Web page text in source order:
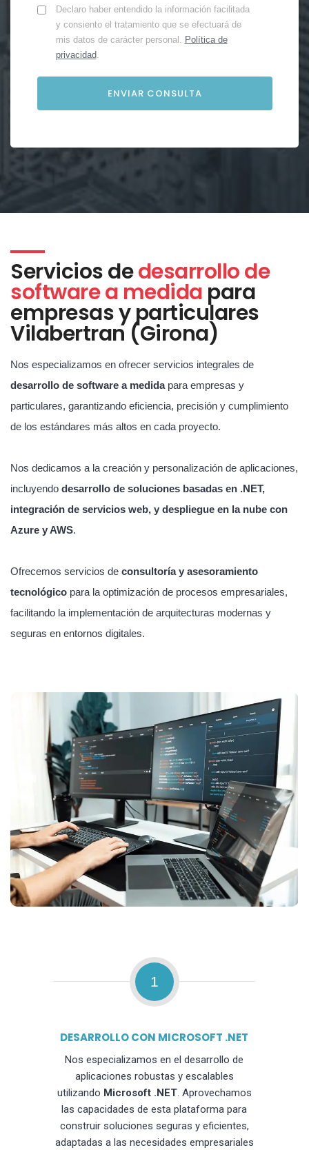
Declaro haber entendido la información facilitada
y consiento el tratamiento que se efectuará de
mis datos de carácter personal. Política de
privacidad.
Servicios dedesarrollo de
software a medida para
empresas y particulares
Vilabertran (Girona)
Nos especializamos en ofrecer servicios integrales de
desarrollo de software a medidapara empresas y
particulares, garantizando eficiencia, precisión y cumplimiento
de los estándares más altos en cada proyecto.
Nos dedicamos a la creación y personalización de aplicaciones,
incluyendo desarrollo de soluciones basadas en .NET,
integración de servicios web, y despliegue en la nube con
Azure y AWS.
Ofrecemos servicios de consultoría y asesoramiento
tecnológico para la optimización de procesos empresariales,
facilitando la implementación de arquitecturas modernas y
seguras en entornos digitales.
1
DESARROLLO CON MICROSOFT .NET
Nos especializamos en el desarrollo de
aplicaciones robustas y escalables
utilizando Microsoft .NET. Aprovechamos
las capacidades de esta plataforma para
construir soluciones seguras y eficientes,
adaptadas a las necesidades empresariales